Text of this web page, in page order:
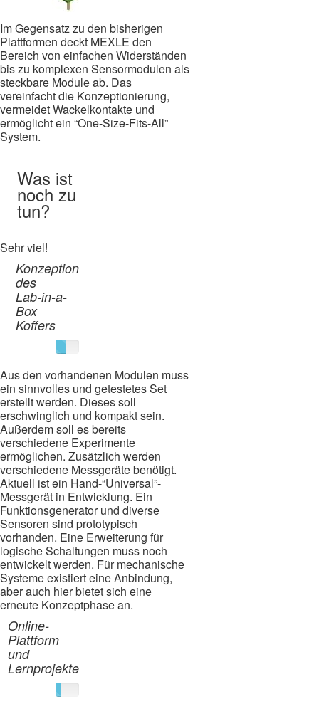
Im Gegensatz zu den bisherigen
Plattformen deckt MEXLE den
Bereich von einfachen Widerständen
bis zu komplexen Sensormodulen als
steckbare Module ab. Das
vereinfacht die Konzeptionierung,
vermeidet Wackelkontakte und
ermöglicht ein “One-Size-Fits-All”
System.
Was ist
noch zu
tun?
Sehr viel!
Konzeption
des
Lab-in-a-
Box
Koffers
45%
Aus den vorhandenen Modulen muss
ein sinnvolles und getestetes Set
erstellt werden. Dieses soll
erschwinglich und kompakt sein.
Außerdem soll es bereits
verschiedene Experimente
ermöglichen. Zusätzlich werden
verschiedene Messgeräte benötigt.
Aktuell ist ein Hand-“Universal”-
Messgerät in Entwicklung. Ein
Funktionsgenerator und diverse
Sensoren sind prototypisch
vorhanden. Eine Erweiterung für
logische Schaltungen muss noch
entwickelt werden. Für mechanische
Systeme existiert eine Anbindung,
aber auch hier bietet sich eine
erneute Konzeptphase an.
Online-
Plattform
und
Lernprojekte